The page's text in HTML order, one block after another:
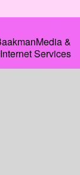
&
Services